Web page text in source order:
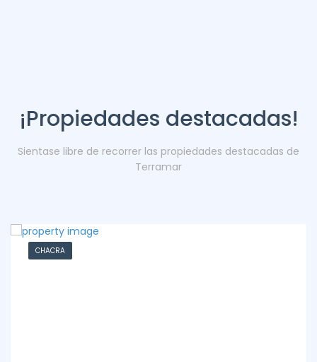
¡Propiedades destacadas!
Sientase libre de recorrer las propiedades destacadas de
Terramar
CHACRA